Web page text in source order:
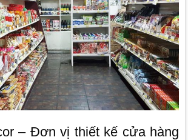
– Đơn vị thiết kế cửa hàng